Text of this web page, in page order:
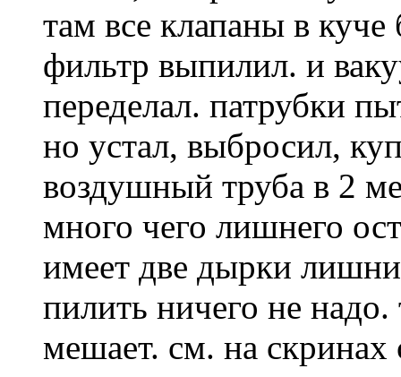
там все клапаны в
фильтр выпилил. и
переделал. патрубки
но устал, выбросил,
воздушный труба в 2
много чего лишнего
имеет две дырки
пилить ничего не
мешает. см. на